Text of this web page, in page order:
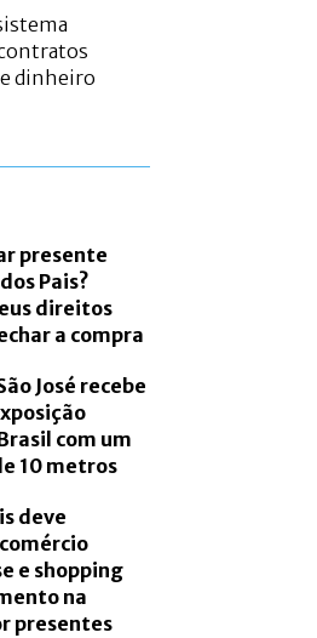
dinheiro
presente
Pais?
direitos
a compra
José recebe
com um
10 metros
deve
e shopping
na
presentes